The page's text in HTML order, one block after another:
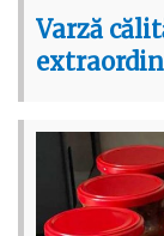
Varză